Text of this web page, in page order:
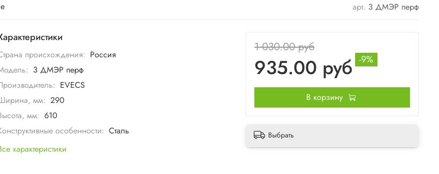
арт. 3 ДМЭР перф
происхождения: Россия
3 ДМЭР перф
EVECS
мм: 290
мм: 610
особенности: Сталь
характеристики
1 030.00 руб
935.00 руб -9%
В корзину
Выбрать